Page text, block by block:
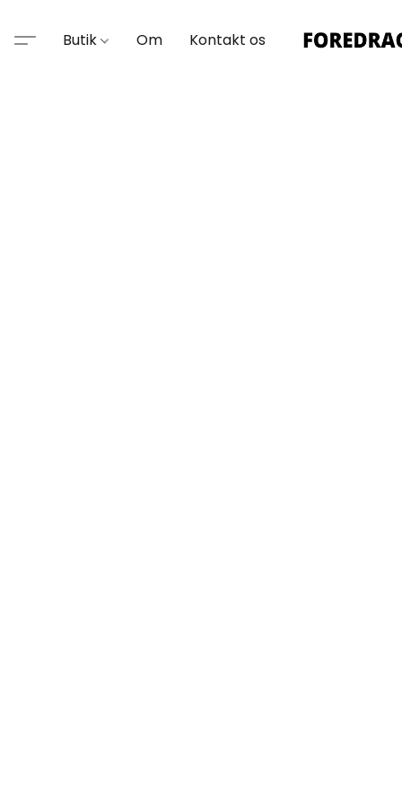
Butik Om Kontakt os